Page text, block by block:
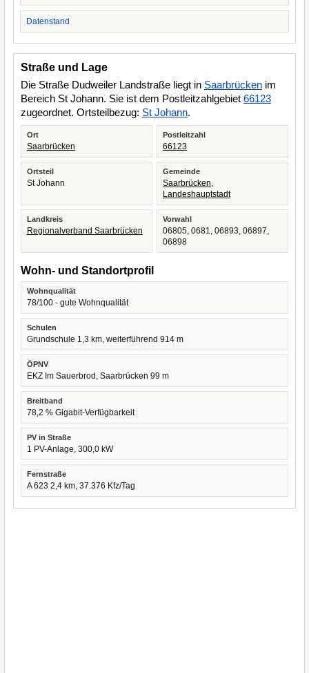
Datenstand
Straße und Lage
Die Straße Dudweiler Landstraße liegt in Saarbrücken im
Bereich St Johann. Sie ist dem Postleitzahlgebiet 66123
zugeordnet. Ortsteilbezug: St Johann.
Ort
Saarbrücken
Postleitzahl
66123
Ortsteil
St Johann
Gemeinde
Saarbrücken,
Landeshauptstadt
Landkreis
Regionalverband Saarbrücken
Vorwahl
06805, 0681, 06893, 06897,
06898
Wohn- und Standortprofil
Wohnqualität
78/100 - gute Wohnqualität
Schulen
Grundschule 1,3 km, weiterführend 914 m
ÖPNV
EKZ Im Sauerbrod, Saarbrücken 99 m
Breitband
78,2 % Gigabit-Verfügbarkeit
PV in Straße
1 PV-Anlage, 300,0 kW
Fernstraße
A 623 2,4 km, 37.376 Kfz/Tag